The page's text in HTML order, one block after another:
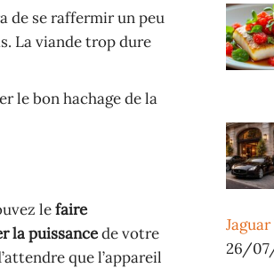
de se raffermir un peu
La viande trop dure
le bon hachage de la
lefaire
la puissancede votre
que l’appareil
26/